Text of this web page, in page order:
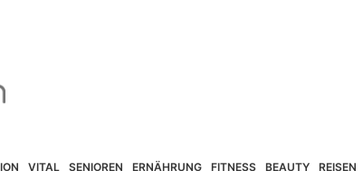
VITAL SENIOREN ERNÄHRUNG FITNESS BEAUTY REISEN